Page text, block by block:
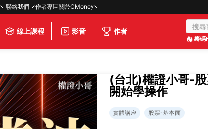
聯絡我們 作者專區關於CMoney
線上課程 影音 作者
籌碼
(台北)權證小哥-
開始學操作
實體講座 股票-基本面